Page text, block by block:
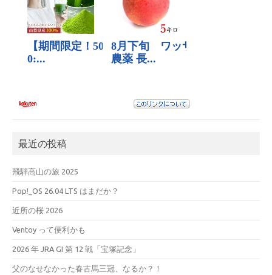
最近の投稿
飛騨高山の旅 2025
Pop!_OS 26.04 LTS はまだか？
近所の桜 2026
Ventoy って便利かも
2026 年 JRA GI 第 12 戦「宝塚記念」
父のなせなかった春古馬三冠、なるか？！